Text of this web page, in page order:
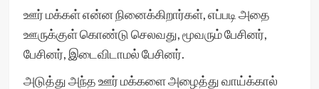
ஊர் மக்கள் என்ன நினைக்கிறார்கள், எப்படி அதை
ஊருக்குள் கொண்டு செலவது, மூவரும் பேசினர்,
பேசினர், இடைவிடாமல் பேசினர்.
அடுத்து அந்த ஊர் மக்களை அழைத்து வாய்க்கால்